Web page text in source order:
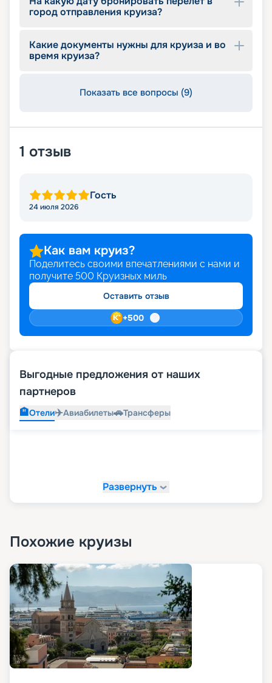
город отправления круиза?
Какие документы нужны для круиза и во
время круиза?
Показать все вопросы (9)
1 отзыв
Гость
24 июля 2026
Как вам круиз?
Поделитесь своими впечатлениями с нами и
получите 500 Круизных миль
Оставить отзыв
+500
Выгодные предложения от наших
партнеров
🏨Отели✈️Авиабилеты🚗Трансферы
Развернуть
Похожие круизы